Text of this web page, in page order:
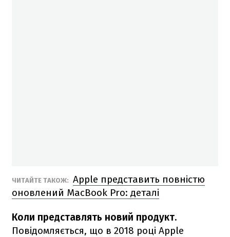
ЧИТАЙТЕ ТАКОЖ: Apple представить повністю
оновлений MacBook Pro: деталі
Коли представлять новий продукт.
Повідомляється, що в 2018 році Apple